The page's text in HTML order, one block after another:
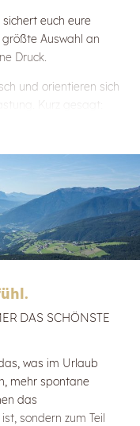
euch eure
Auswahl an
Druck.
und orientieren sich
Kurz gesagt:
Margit bucht,
den
besten direkt
– transparent,
DAS SCHÖNSTE
was im Urlaub
mehr spontane
das
sondern zum Teil